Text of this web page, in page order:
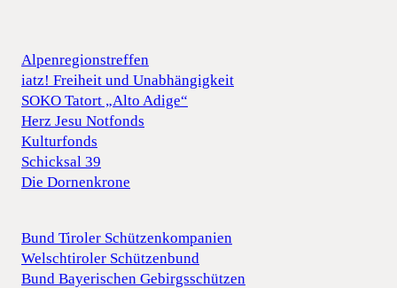
Alpenregionstreffen
iatz! Freiheit und Unabhängigkeit
SOKO Tatort „Alto Adige“
Herz Jesu Notfonds
Kulturfonds
Schicksal 39
Die Dornenkrone
Bund Tiroler Schützenkompanien
Welschtiroler Schützenbund
Bund Bayerischen Gebirgsschützen